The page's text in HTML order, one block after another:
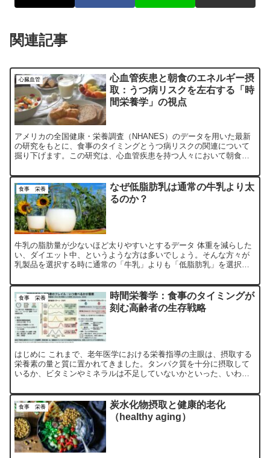
関連記事
心臓血管
心血管疾患と朝食のエネルギー摂
取：うつ病リスクを左右する「時
間栄養学」の視点
アメリカの全国健康・栄養調査（NHANES）のデータを用いた最新
の研究をもとに、食事のタイミングとうつ病リスクの関連について
掘り下げます。この研究は、心血管疾患を持つ人々において朝食の
ました。
食事 栄養
なぜ低脂肪乳は通常の牛乳より太
るのか？
牛乳の脂肪量が少ないほど太りやすいとするデータ 体重を減らした
い、ダイエット中、というような方は多いでしょう。そんな方々が
乳製品を選択する時に通常の「牛乳」よりも「低脂肪乳」を選択し
食事 栄養
時間栄養学：食事のタイミングが
刻む高齢者の生存戦略
はじめに これまで、老年医学における栄養指導の主眼は、摂取する
栄養素の量と質に置かれてきました。タンパク質を十分に摂取して
いるか、ビタミンやミネラルは不足していないかといった、いわば
食事 栄養
炭水化物摂取と健康的老化
（healthy aging）